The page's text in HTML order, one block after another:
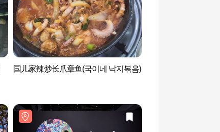
国儿家辣炒长爪章鱼(국이네 낙지볶음)